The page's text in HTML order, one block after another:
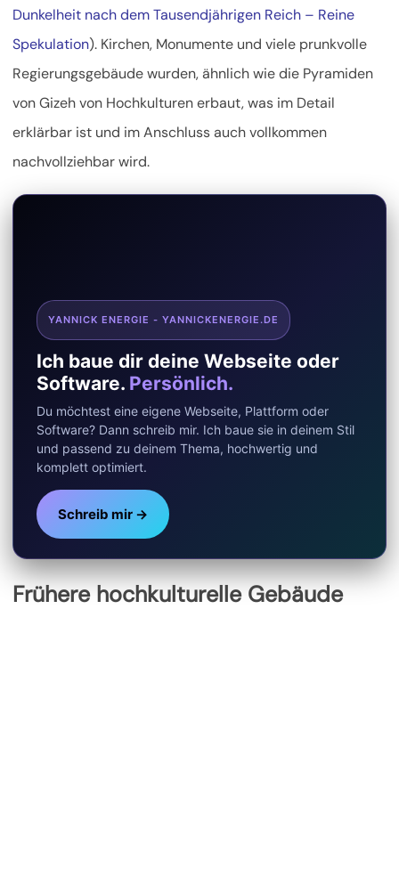
Dunkelheit nach dem Tausendjährigen Reich – Reine
Spekulation). Kirchen, Monumente und viele prunkvolle
Regierungsgebäude wurden, ähnlich wie die Pyramiden
von Gizeh von Hochkulturen erbaut, was im Detail
erklärbar ist und im Anschluss auch vollkommen
nachvollziehbar wird.
YANNICK ENERGIE - YANNICKENERGIE.DE
Ich baue dir deine Webseite oder
Software. Persönlich.
Du möchtest eine eigene Webseite, Plattform oder
Software? Dann schreib mir. Ich baue sie in deinem Stil
und passend zu deinem Thema, hochwertig und
komplett optimiert.
Schreib mir →
Frühere hochkulturelle Gebäude